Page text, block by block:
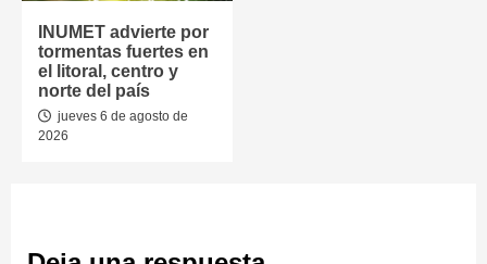
INUMET advierte por
tormentas fuertes en
el litoral, centro y
norte del país
jueves 6 de agosto de
2026